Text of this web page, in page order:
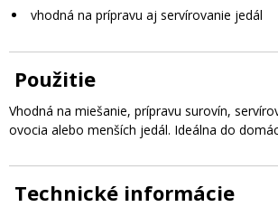
vhodná na prípravu aj servírovanie jedál
Použitie
Vhodná na miešanie, prípravu surovín,
ovocia alebo menších jedál. Ideálna do
Technické informácie